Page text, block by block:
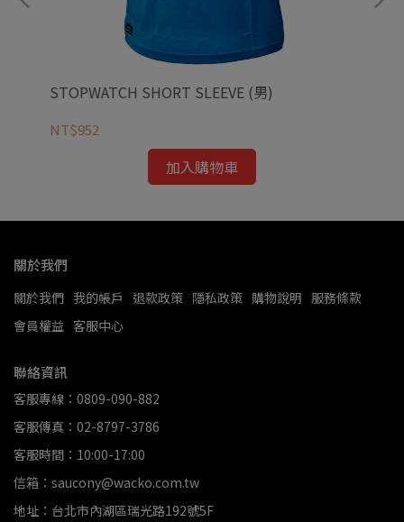
STOPWATCH SHORT SLEEVE (男)
NT$952
加入購物車
關於我們
關於我們 我的帳戶 退款政策 隱私政策 購物說明 服務條款
會員權益 客服中心
聯絡資訊
客服專線：0809-090-882
客服傳真：02-8797-3786
客服時間：10:00-17:00
信箱：saucony@wacko.com.tw
地址：台北市內湖區瑞光路192號5F